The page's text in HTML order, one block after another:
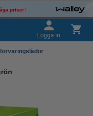
priser!
Logga in